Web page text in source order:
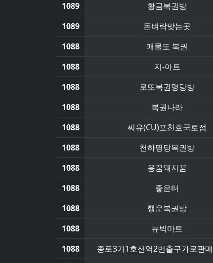
1089
황금복권방
1089
돈벼락맞는곳
1088
매물도 복권
1088
지-아트
1088
로또복권명당방
1088
복권나라
1088
씨유(CU)포천호국로점
1088
천하명당복권방
1088
용꿈돼지꿈
1088
좋은터
1088
행운복권방
1088
뉴빅마트
1088
종로3가1호선역2번출구가로판